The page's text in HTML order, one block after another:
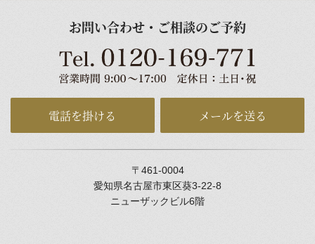
お問い合わせ・ご相談のご予約
電話を掛ける メールを送る
〒461-0004
愛知県名古屋市東区葵3-22-8
ニューザックビル6階